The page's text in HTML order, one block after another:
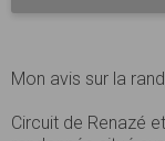
Mon avis sur la
Circuit de Renazé